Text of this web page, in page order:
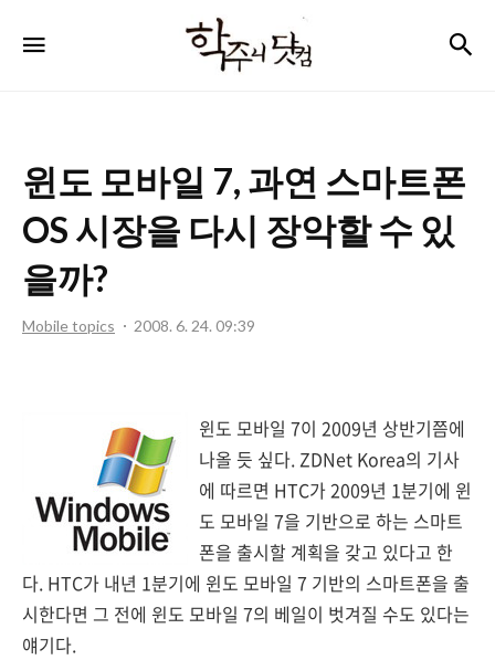
주
컴
윈도 모바일 7, 과연 스마트폰
OS 시장을 다시 장악할 수 있
을까?
Mobile topics 2008. 6. 24. 09:39
윈도 모바일 7이 2009년 상반기쯤에
나올 듯 싶다. ZDNet Korea의 기사
에 따르면 HTC가 2009년 1분기에 윈
도 모바일 7을 기반으로 하는 스마트
폰을 출시할 계획을 갖고 있다고 한
다. HTC가 내년 1분기에 윈도 모바일 7 기반의 스마트폰을 출
시한다면 그 전에 윈도 모바일 7의 베일이 벗겨질 수도 있다는
얘기다.